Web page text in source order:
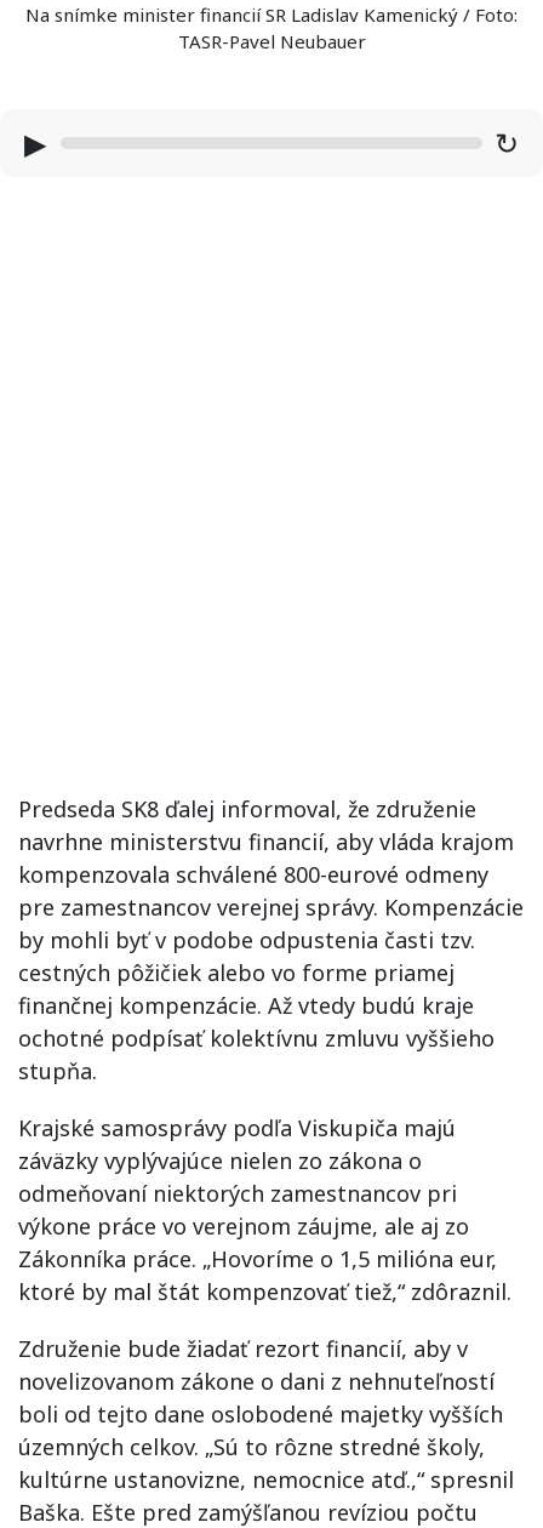
Na snímke minister financií SR Ladislav Kamenický / Foto:
TASR-Pavel Neubauer
▶ ↻
Predseda SK8 ďalej informoval, že združenie
navrhne ministerstvu financií, aby vláda krajom
kompenzovala schválené 800-eurové odmeny
pre zamestnancov verejnej správy. Kompenzácie
by mohli byť v podobe odpustenia časti tzv.
cestných pôžičiek alebo vo forme priamej
finančnej kompenzácie. Až vtedy budú kraje
ochotné podpísať kolektívnu zmluvu vyššieho
stupňa.
Krajské samosprávy podľa Viskupiča majú
záväzky vyplývajúce nielen zo zákona o
odmeňovaní niektorých zamestnancov pri
výkone práce vo verejnom záujme, ale aj zo
Zákonníka práce. „Hovoríme o 1,5 milióna eur,
ktoré by mal štát kompenzovať tiež,“ zdôraznil.
Združenie bude žiadať rezort financií, aby v
novelizovanom zákone o dani z nehnuteľností
boli od tejto dane oslobodené majetky vyšších
územných celkov. „Sú to rôzne stredné školy,
kultúrne ustanovizne, nemocnice atď.,“ spresnil
Baška. Ešte pred zamýšľanou revíziou počtu